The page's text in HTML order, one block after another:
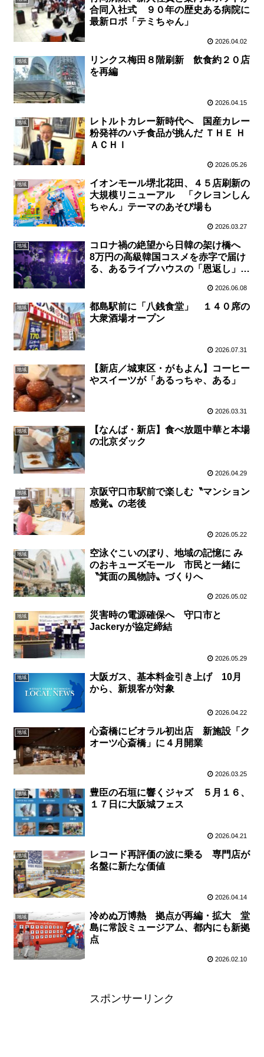
合同入社式 ９０年の歴史ある病院に
最新ロボ「テミちゃん」
2026.04.02
地域
リンクス梅田８階刷新 飲食約２０店
を再編
2026.04.15
地域
レトルトカレー新時代へ 国産カレー
粉発祥のハチ食品が挑んだ ＴＨＥ Ｈ
ＡＣＨＩ
2026.05.26
地域
イオンモール堺北花田、４５店刷新の
大規模リニューアル 「クレヨンしん
ちゃん」テーマのあそび場も
2026.03.27
地域
コロナ禍の絶望から日韓の架け橋へ
8万円の高級韓国コスメを赤字で届け
る、あるライブハウスの「恩返し」
2026.06.08
地域
都島駅前に「八銭食堂」 １４０席の
大衆酒場オープン
2026.07.31
地域
【新店／城東区・がもよん】コーヒー
やスイーツが「あるっちゃ、ある」
2026.03.31
地域
【なんば・新店】食べ放題中華と本場
の北京ダック
2026.04.29
地域
京阪守口市駅前で楽しむ〝マンション
感覚〟の老後
2026.05.22
地域
空泳ぐこいのぼり、地域の記憶に み
のおキューズモール 市民と一緒に
〝箕面の風物詩〟づくりへ
2026.05.02
地域
災害時の電源確保へ 守口市と
Jackeryが協定締結
2026.05.29
地域
大阪ガス、基本料金引き上げ 10月
から、新規客が対象
2026.04.22
地域
心斎橋にビオラル初出店 新施設「ク
オーツ心斎橋」に４月開業
2026.03.25
地域
豊臣の石垣に響くジャズ ５月１６、
１７日に大阪城フェス
2026.04.21
地域
レコード再評価の波に乗る 専門店が
名盤に新たな価値
2026.04.14
地域
冷めぬ万博熱 拠点が再編・拡大 堂
島に常設ミュージアム、都内にも新拠
点
2026.02.10
スポンサーリンク